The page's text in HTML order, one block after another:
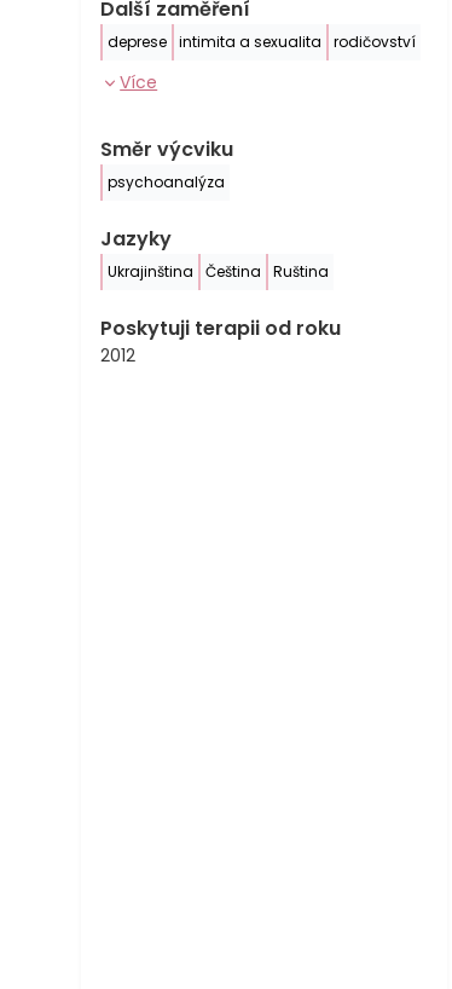
Další zaměření
deprese intimita a sexualita rodičovství
Více
Směr výcviku
psychoanalýza
Jazyky
Ukrajinština Čeština Ruština
Poskytuji terapii od roku
2012